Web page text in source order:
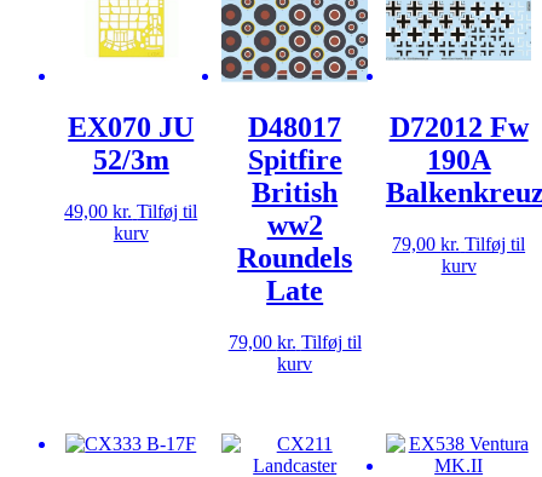
EX070 JU
52/3m
49,00kr. Tilføj til
kurv
D48017
Spitfire
British
ww2
Roundels
Late
79,00 kr. Tilføj til
kurv
D72012 Fw
190A
79,00kr. Tilføj til
kurv